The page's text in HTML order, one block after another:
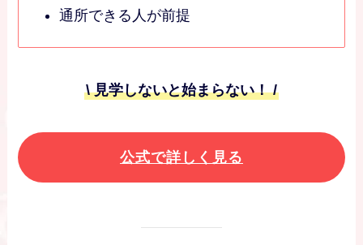
通所できる人が前提
\ 見学しないと始まらない！ /
公式で詳しく見る